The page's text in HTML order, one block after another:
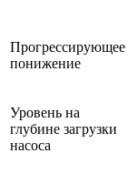
Прогрессирующее
понижение
Уровень на
глубине загрузки
насоса